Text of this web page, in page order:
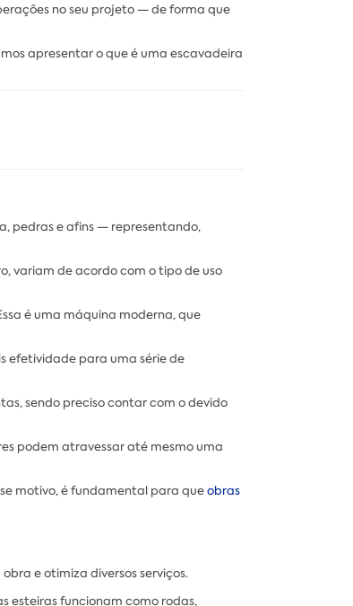
no seu projeto — de forma que
apresentar o que é uma escavadeira
pedras e afins — representando,
variam de acordo com o tipo de uso
é uma máquina moderna, que
efetividade para uma série de
sendo preciso contar com o devido
podem atravessar até mesmo uma
motivo, é fundamental para queobras
e otimiza diversos serviços.
esteiras funcionam como rodas,